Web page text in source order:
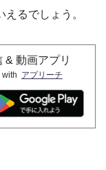
るでしょう。
& 動画アプリ
with アプリーチ